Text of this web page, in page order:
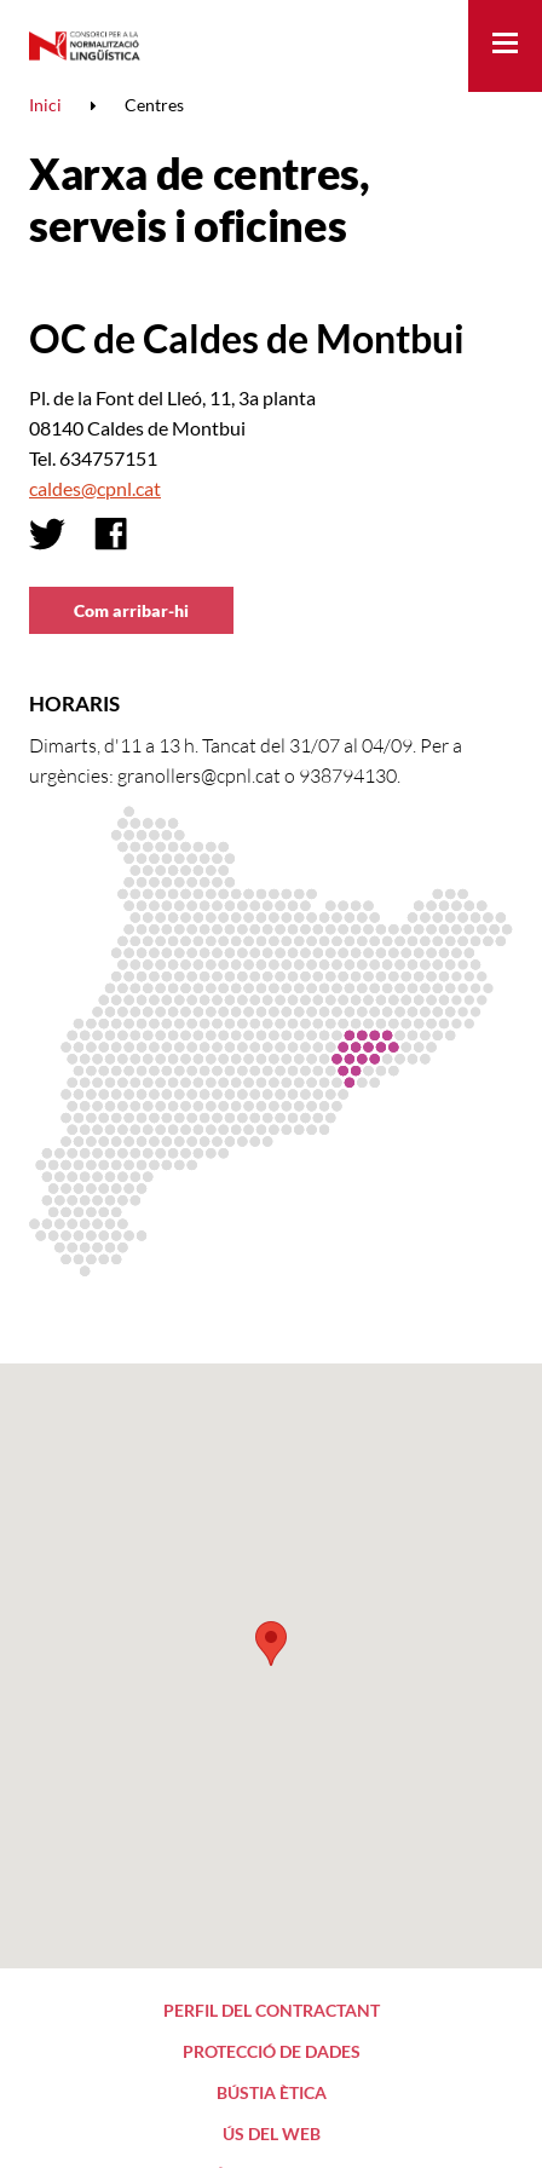
Inici Centres
Xarxa de centres,
serveis i oficines
OC de Caldes de Montbui
Pl. de la Font del Lleó, 11, 3a planta
08140 Caldes de Montbui
Tel. 634757151
caldes@cpnl.cat
Com arribar-hi
HORARIS
Dimarts, d'11 a 13 h. Tancat del 31/07 al 04/09. Per a
urgències: granollers@cpnl.cat o 938794130.
PERFIL DEL CONTRACTANT
PROTECCIÓ DE DADES
BÚSTIA ÈTICA
ÚS DEL WEB